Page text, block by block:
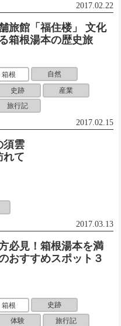
2017.02.22
旅館「福住楼」 文化
箱根湯本の歴史旅
箱根
自然
史跡
産業
旅行記
2017.02.15
須雲
れて
2017.03.13
必見！箱根湯本を満
おすすめスポット３
箱根
史跡
体験 旅行記